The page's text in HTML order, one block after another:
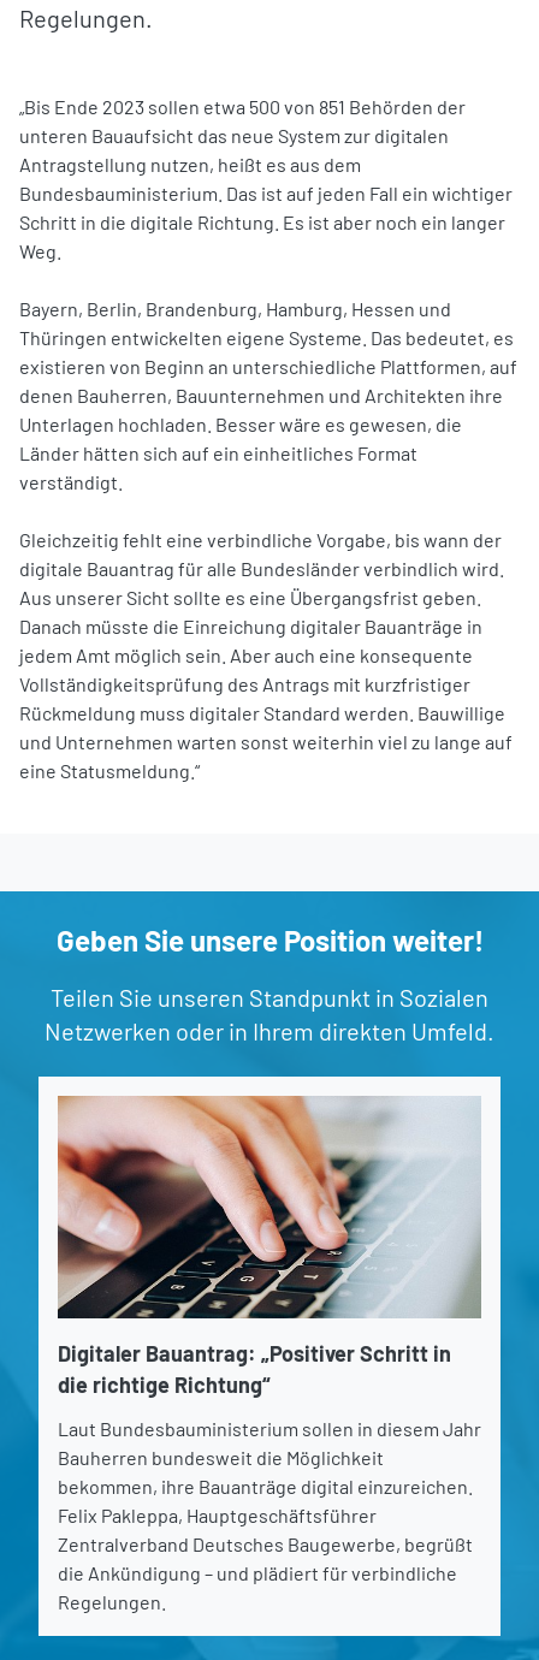
Regelungen.
„Bis Ende 2023 sollen etwa 500 von 851 Behörden der
unteren Bauaufsicht das neue System zur digitalen
Antragstellung nutzen, heißt es aus dem
Bundesbauministerium. Das ist auf jeden Fall ein wichtiger
Schritt in die digitale Richtung. Es ist aber noch ein langer
Weg.
Bayern, Berlin, Brandenburg, Hamburg, Hessen und
Thüringen entwickelten eigene Systeme. Das bedeutet, es
existieren von Beginn an unterschiedliche Plattformen, auf
denen Bauherren, Bauunternehmen und Architekten ihre
Unterlagen hochladen. Besser wäre es gewesen, die
Länder hätten sich auf ein einheitliches Format
verständigt.
Gleichzeitig fehlt eine verbindliche Vorgabe, bis wann der
digitale Bauantrag für alle Bundesländer verbindlich wird.
Aus unserer Sicht sollte es eine Übergangsfrist geben.
Danach müsste die Einreichung digitaler Bauanträge in
jedem Amt möglich sein. Aber auch eine konsequente
Vollständigkeitsprüfung des Antrags mit kurzfristiger
Rückmeldung muss digitaler Standard werden. Bauwillige
und Unternehmen warten sonst weiterhin viel zu lange auf
eine Statusmeldung.“
Geben Sie unsere Position weiter!
Teilen Sie unseren Standpunkt in Sozialen
Netzwerken oder in Ihrem direkten Umfeld.
Digitaler Bauantrag: „Positiver Schritt in
die richtige Richtung“
Laut Bundesbauministerium sollen in diesem Jahr
Bauherren bundesweit die Möglichkeit
bekommen, ihre Bauanträge digital einzureichen.
Felix Pakleppa, Hauptgeschäftsführer
Zentralverband Deutsches Baugewerbe, begrüßt
die Ankündigung – und plädiert für verbindliche
Regelungen.